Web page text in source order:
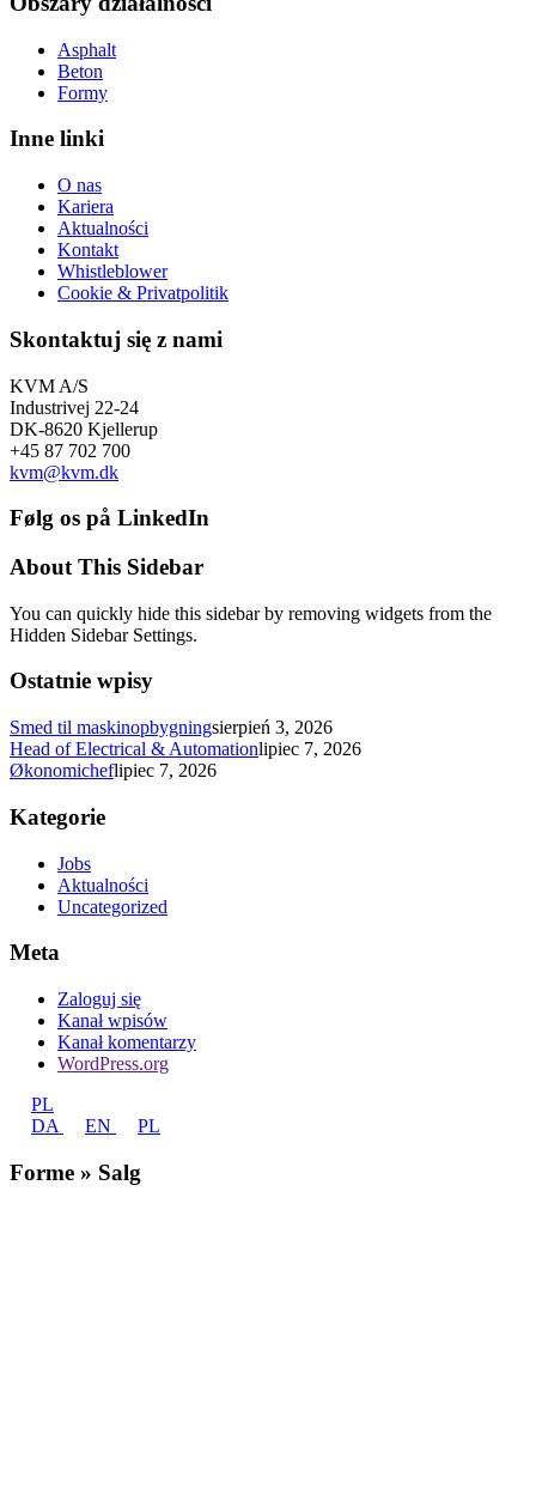
Asphalt
Beton
Formy
Inne linki
O nas
Kariera
Aktualności
Kontakt
Whistleblower
Cookie & Privatpolitik
Skontaktuj się z nami
KVM A/S
Industrivej 22-24
DK-8620 Kjellerup
+45 87 702 700
kvm@kvm.dk
Følg os på LinkedIn
About This Sidebar
You can quickly hide this sidebar by removing widgets from the
Hidden Sidebar Settings.
Ostatnie wpisy
Smed til maskinopbygningsierpień 3, 2026
Head of Electrical & Automationlipiec 7, 2026
Økonomicheflipiec 7, 2026
Kategorie
Jobs
Aktualności
Uncategorized
Meta
Zaloguj się
Kanał wpisów
Kanał komentarzy
WordPress.org
PL
DA
EN PL
Forme » Salg